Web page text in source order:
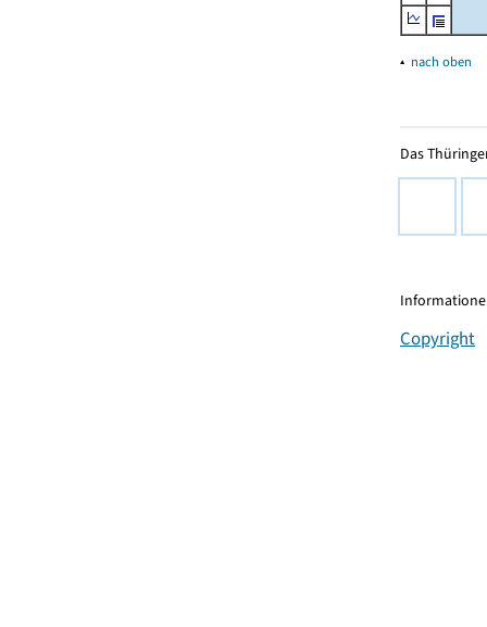
▴ nach oben
Das
Copyright